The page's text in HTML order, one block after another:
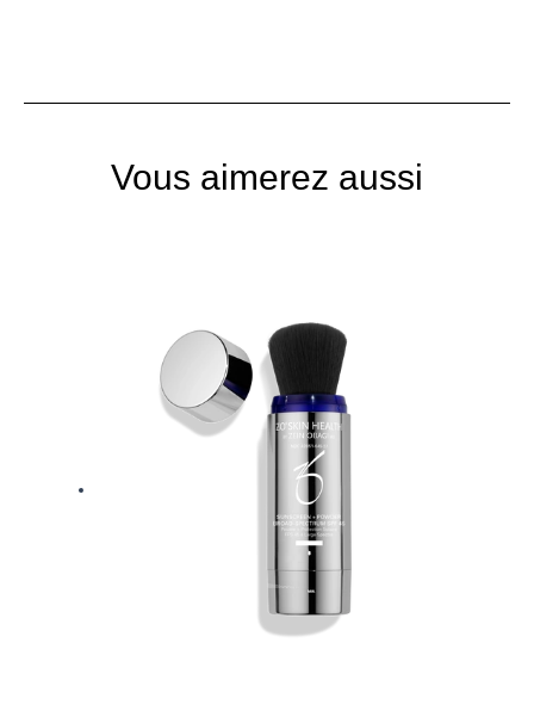
Vous aimerez aussi
130.00$
210.00$
à
80.00$